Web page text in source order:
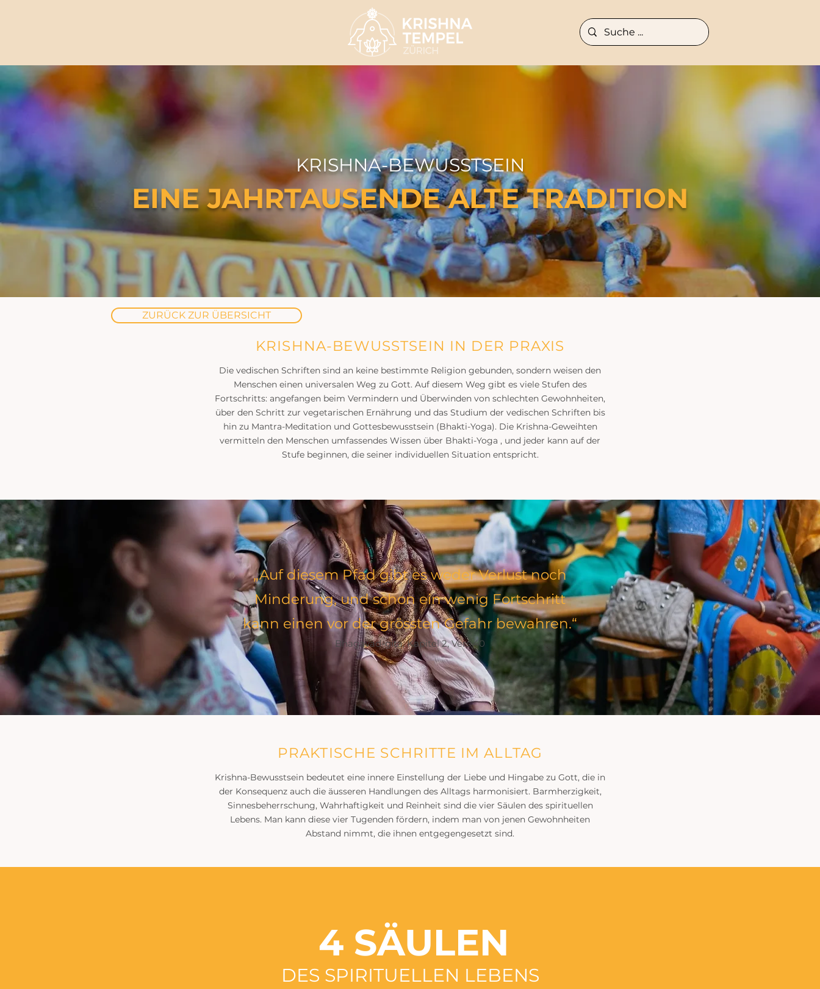
KRISHNA-BEWUSSTSEIN
EINE JAHRTAUSENDE ALTE TRADITION
ZURÜCK ZUR ÜBERSICHT
KRISHNA-BEWUSSTSEIN IN DER PRAXIS
Die vedischen Schriften sind an keine bestimmte Religion gebunden, sondern weisen den
Menschen einen universalen Weg zu Gott. Auf diesem Weg gibt es viele Stufen des
Fortschritts: angefangen beim Vermindern und Überwinden von schlechten Gewohnheiten,
über den Schritt zur vegetarischen Ernährung und das Studium der vedischen Schriften bis
hin zu Mantra-Meditation und Gottesbewusstsein (Bhakti-Yoga). Die Krishna-Geweihten
vermitteln den Menschen umfassendes Wissen über Bhakti-Yoga , und jeder kann auf der
Stufe beginnen, die seiner individuellen Situation entspricht.
„Auf diesem Pfad gibt es weder Verlust noch
Minderung, und schon ein wenig Fortschritt
kann einen vor der grössten Gefahr bewahren.“
Bhagavad-gita, Kapitel 2, Vers 40
PRAKTISCHE SCHRITTE IM ALLTAG
Krishna-Bewusstsein bedeutet eine innere Einstellung der Liebe und Hingabe zu Gott, die in
der Konsequenz auch die äusseren Handlungen des Alltags harmonisiert. Barmherzigkeit,
Sinnesbeherrschung, Wahrhaftigkeit und Reinheit sind die vier Säulen des spirituellen
Lebens. Man kann diese vier Tugenden fördern, indem man von jenen Gewohnheiten
Abstand nimmt, die ihnen entgegengesetzt sind.
4 SÄULEN
DES SPIRITUELLEN LEBENS